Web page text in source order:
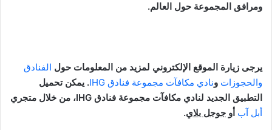
ومرافق المجموعة حول العالم.
يرجى زيارة الموقع الإلكتروني لمزيد من المعلومات حول الفنادق
والحجوزات ونادي مكافآت مجموعة فنادق IHG
. يمكن تحميل
التطبيق الجديد لنادي مكافآت مجموعة فنادق IHG، من خلال متجري
أبل آب أو جوجل بلاي.